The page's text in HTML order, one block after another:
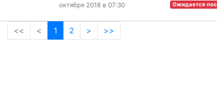
октября 2018 в 07:30
Ожидается
<< < 1 (current)
2 > >>